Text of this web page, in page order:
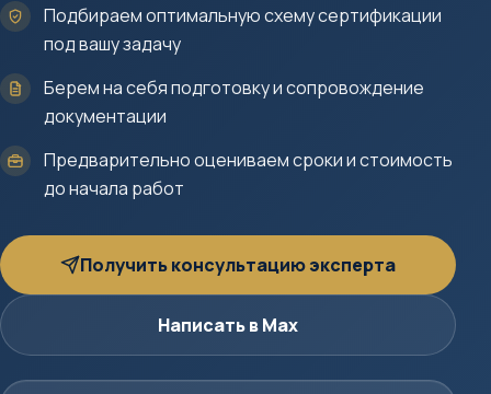
Подбираем оптимальную схему сертификации
под вашу задачу
Берем на себя подготовку и сопровождение
документации
Предварительно оцениваем сроки и стоимость
до начала работ
Получить консультацию эксперта
Написать в Max